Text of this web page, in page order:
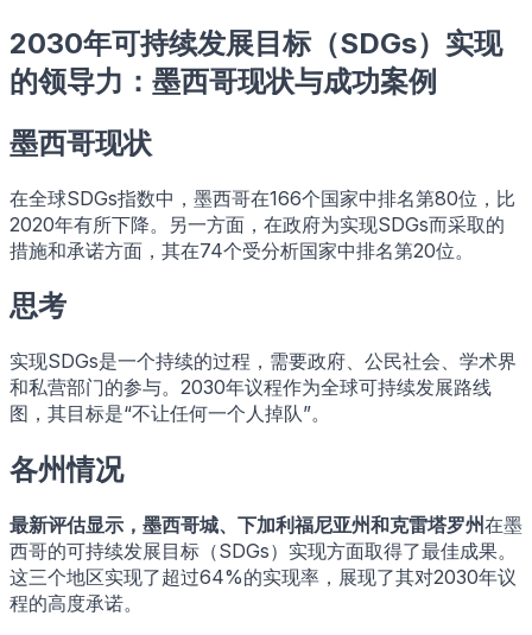
2030年可持续发展目标（SDGs）实现
的领导力：墨西哥现状与成功案例
墨西哥现状
在全球SDGs指数中，墨西哥在166个国家中排名第80位，比
2020年有所下降。另一方面，在政府为实现SDGs而采取的
措施和承诺方面，其在74个受分析国家中排名第20位。
思考
实现SDGs是一个持续的过程，需要政府、公民社会、学术界
和私营部门的参与。2030年议程作为全球可持续发展路线
图，其目标是“不让任何一个人掉队”。
各州情况
最新评估显示，墨西哥城、下加利福尼亚州和克雷塔罗州在墨
西哥的可持续发展目标（SDGs）实现方面取得了最佳成果。
这三个地区实现了超过64%的实现率，展现了其对2030年议
程的高度承诺。